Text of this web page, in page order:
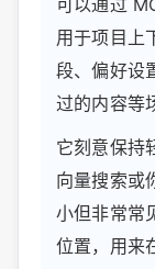
可以通过
用于项目上
段、偏好设
过的内容等
它刻意保持
向量搜索或
小但非常常
位置，用来